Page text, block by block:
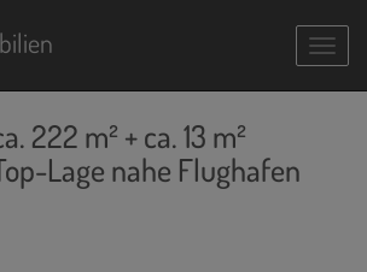
222 m² + ca. 13 m²
Lage nahe Flughafen